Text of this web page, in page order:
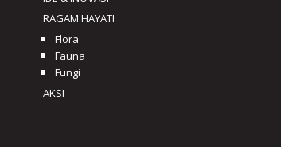
RAGAM HAYATI
Flora
Fauna
Fungi
AKSI